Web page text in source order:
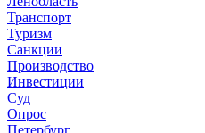
Транспорт
Туризм
Санкции
Производство
Инвестиции
Суд
Опрос
Петербург